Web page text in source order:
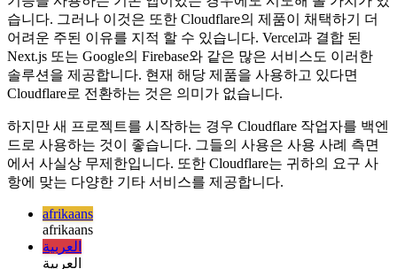
용하지 않는 경우
Cloudflare 작업자는 매우 흥미롭고 다른 제공 업체의 서버리스
기능을 사용하는 기존 앱이있는 경우에도 시도해 볼 가치가 있
습니다. 그러나 이것은 또한 Cloudflare의 제품이 채택하기 더
Next.js 또는 Google의 Firebase와 같은 많은 서비스도 이러한
솔루션을 제공합니다. 현재 해당 제품을 사용하고 있다면
Cloudflare로 전환하는 것은 의미가 없습니다.
드로 사용하는 것이 좋습니다. 그들의 사용은 사용 사례 측면
에서 사실상 무제한입니다. 또한 Cloudflare는 귀하의 요구 사
항에 맞는 다양한 기타 서비스를 제공합니다.